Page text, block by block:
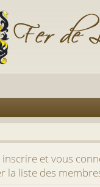
inscrire et vous
la liste des